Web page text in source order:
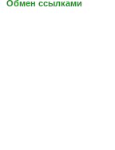
Обмен ссылками